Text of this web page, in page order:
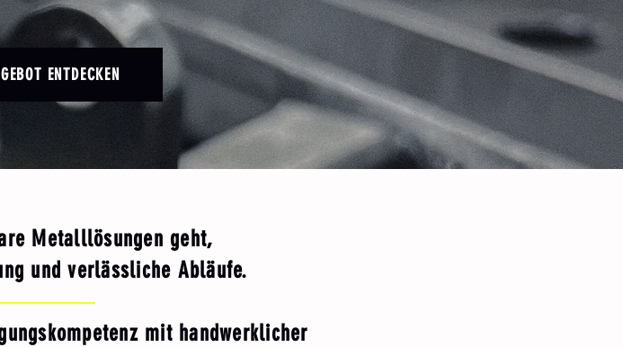
ENTDECKEN
Metalllösungen geht,
und verlässliche Abläufe.
mit handwerklicher